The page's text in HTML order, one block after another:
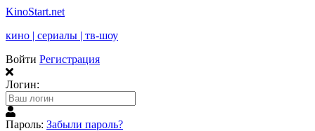
KinoStart.net
кино | сериалы | тв-шоу
Войти Регистрация
Логин:
Пароль: Забыли пароль?